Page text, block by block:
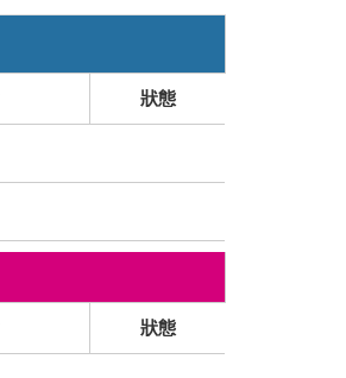
狀態
狀態